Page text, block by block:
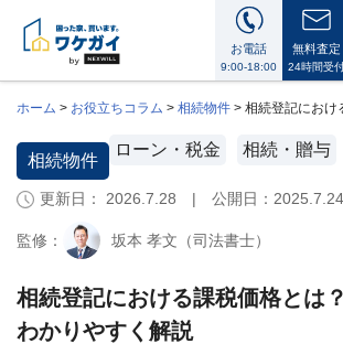
お電話
9:00-18:00
無料査定
24時間受
ワ
ケ
ガ
に
つ
い
ホーム > お役立ちコラム > 相続物件 > 相続登記におけ
相続物件
ローン・税金 相続・贈与
更新日： 2026.7.28 | 公開日： 2025.7.24
監修： 坂本 孝文（司法書士）
相続登記における課税価格とは
わかりやすく解説